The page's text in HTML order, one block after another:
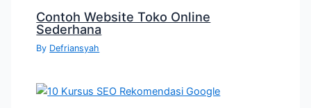
Contoh Website Toko Online
Sederhana
By Defriansyah